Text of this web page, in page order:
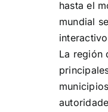
hasta el
mundial
La región